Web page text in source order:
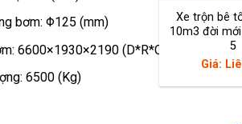
Xe trộn bê
10m3 đời
5
Giá:
bơm: Φ125 (mm)
6600×1930×2190 (D*R*C)
6500 (Kg)